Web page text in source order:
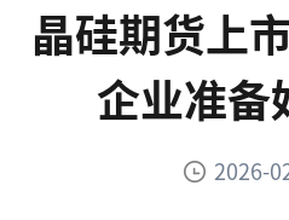
晶硅期货上
企业准备
2026-